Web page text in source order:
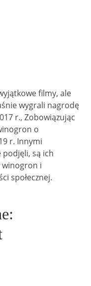
filmy, ale
wygrali nagrodę
r., Zobowiązując
o
r. Innymi
są ich
i
społecznej.